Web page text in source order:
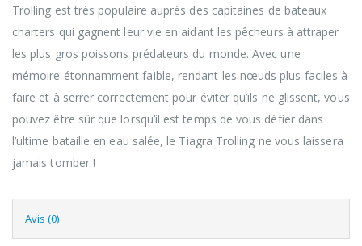
Trolling est très populaire auprès des capitaines de bateaux
charters qui gagnent leur vie en aidant les pêcheurs à attraper
les plus gros poissons prédateurs du monde. Avec une
mémoire étonnamment faible, rendant les nœuds plus faciles à
faire et à serrer correctement pour éviter qu’ils ne glissent, vous
pouvez être sûr que lorsqu’il est temps de vous défier dans
l’ultime bataille en eau salée, le Tiagra Trolling ne vous laissera
jamais tomber !
Avis (0)